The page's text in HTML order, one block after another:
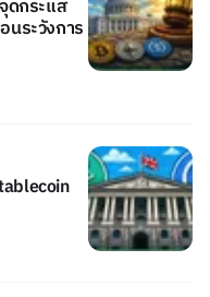
ดกระแส
ระวังการ